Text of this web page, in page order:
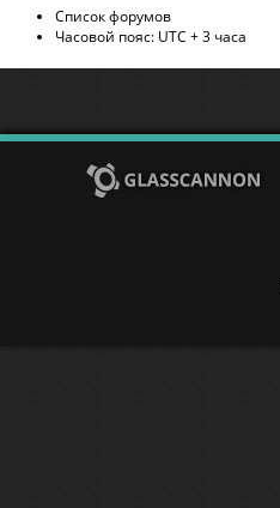
Список форумов
Часовой пояс: UTC + 3 часа